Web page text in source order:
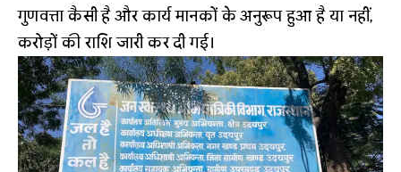
गुणवत्ता कैसी है और कार्य मानकों के अनुरूप हुआ है या नहीं,
करोड़ों की राशि जारी कर दी गई।